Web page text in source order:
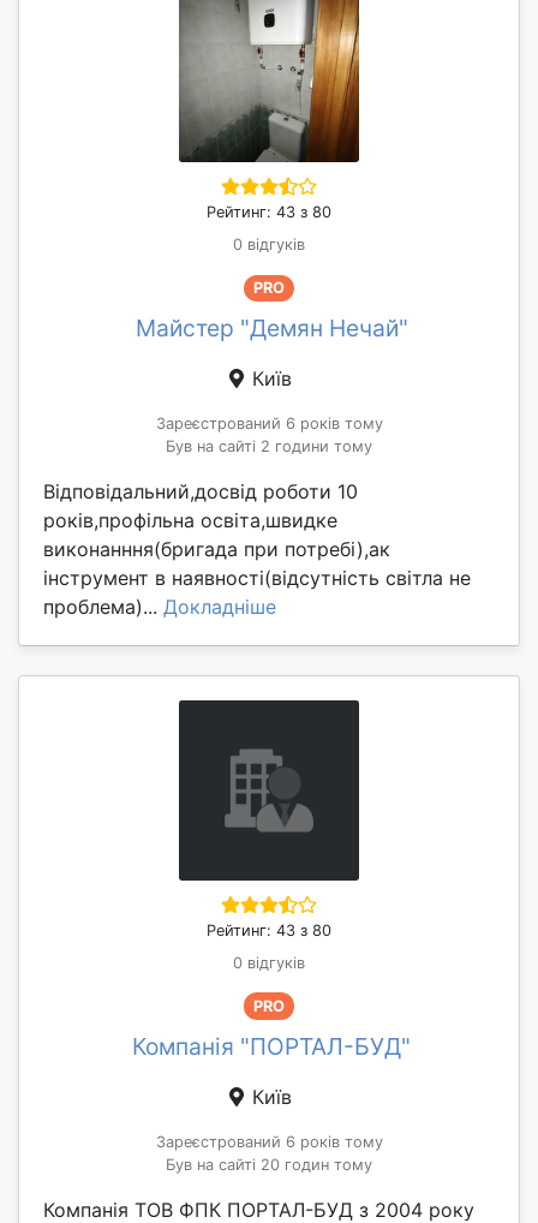
Рейтинг: 43 з 80
0 відгуків
PRO
Майстер "Демян Нечай"
Київ
Зареєстрований 6 років тому
Був на сайті 2 години тому
Відповідальний,досвід роботи 10
років,профільна освіта,швидке
виконанння(бригада при потребі),ак
інструмент в наявності(відсутність світла не
проблема)... Докладніше
Рейтинг: 43 з 80
0 відгуків
PRO
Компанія "ПОРТАЛ-БУД"
Київ
Зареєстрований 6 років тому
Був на сайті 20 годин тому
Компанія ТОВ ФПК ПОРТАЛ-БУД з 2004 року